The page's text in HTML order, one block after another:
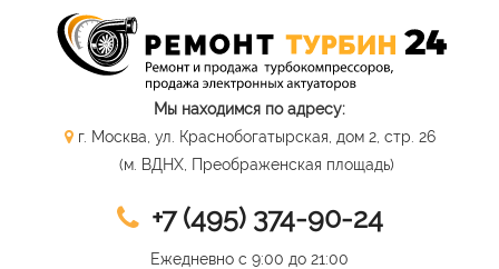
Мы находимся по адресу:
г. Москва, ул. Краснобогатырская, дом 2, стр. 26
(м. ВДНХ, Преображенская площадь)
+7 (495) 374-90-24
Ежедневно с 9:00 до 21:00